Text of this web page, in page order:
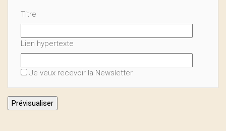
Titre
Lien hypertexte
Je veux recevoir la Newsletter